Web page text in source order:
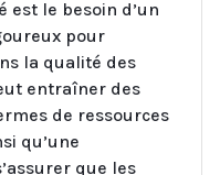
est le besoin d’un
pour
la qualité des
entraîner des
de ressources
qu’une
que les